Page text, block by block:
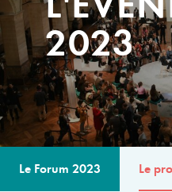
2023
Le Forum 2023 Le